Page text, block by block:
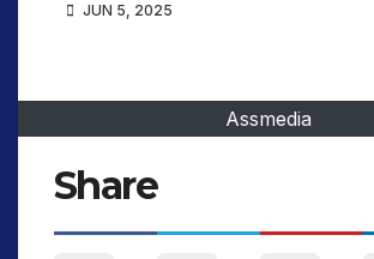
JUN 5, 2025
Assmedia
Share